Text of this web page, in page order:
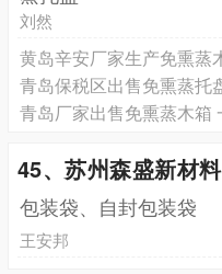
刘然
黄岛辛安厂家生产免熏蒸
青岛保税区出售免熏蒸托
青岛厂家出售免熏蒸木箱
45、苏州森盛新材
包装袋、自封包装袋
王安邦